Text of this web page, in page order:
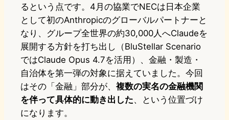
るという点です。4月の協業でNECは日本企業
として初のAnthropicのグローバルパートナーと
なり、グループ全世界の約30,000人へClaudeを
展開する方針を打ち出し（BluStellar Scenario
ではClaude Opus 4.7を活用）、金融・製造・
自治体を第一弾の対象に据えていました。今回
はその「金融」部分が、 複数の実名の金融機関
を伴って具体的に動き出した、という位置づけ
になります。